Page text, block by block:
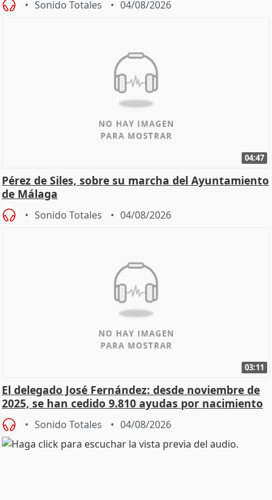
Sonido Totales 04/08/2026
04:47
Pérez de Siles, sobre su marcha del Ayuntamiento
de Málaga
Sonido Totales 04/08/2026
03:11
El delegado José Fernández: desde noviembre de
2025, se han cedido 9.810 ayudas por nacimiento
Sonido Totales 04/08/2026